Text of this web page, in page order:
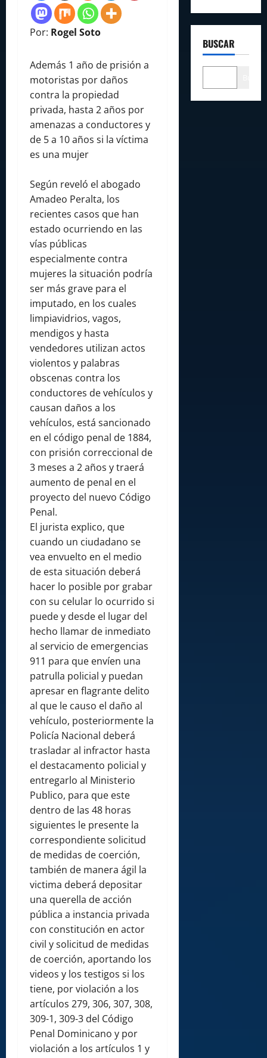
Por: Rogel Soto
Además 1 año de prisión a
motoristas por daños
contra la propiedad
privada, hasta 2 años por
amenazas a conductores y
de 5 a 10 años si la víctima
es una mujer
Según reveló el abogado
Amadeo Peralta, los
recientes casos que han
estado ocurriendo en las
vías públicas
especialmente contra
mujeres la situación podría
ser más grave para el
imputado, en los cuales
limpiavidrios, vagos,
mendigos y hasta
vendedores utilizan actos
violentos y palabras
obscenas contra los
conductores de vehículos y
causan daños a los
vehículos, está sancionado
en el código penal de 1884,
con prisión correccional de
3 meses a 2 años y traerá
aumento de penal en el
proyecto del nuevo Código
Penal.
El jurista explico, que
cuando un ciudadano se
vea envuelto en el medio
de esta situación deberá
hacer lo posible por grabar
con su celular lo ocurrido si
puede y desde el lugar del
hecho llamar de inmediato
al servicio de emergencias
911 para que envíen una
patrulla policial y puedan
apresar en flagrante delito
al que le causo el daño al
vehículo, posteriormente la
Policía Nacional deberá
trasladar al infractor hasta
el destacamento policial y
entregarlo al Ministerio
Publico, para que este
dentro de las 48 horas
siguientes le presente la
correspondiente solicitud
de medidas de coerción,
también de manera ágil la
victima deberá depositar
una querella de acción
pública a instancia privada
con constitución en actor
civil y solicitud de medidas
de coerción, aportando los
videos y los testigos si los
tiene, por violación a los
artículos 279, 306, 307, 308,
309-1, 309-3 del Código
Penal Dominicano y por
violación a los artículos 1 y
BUSCAR